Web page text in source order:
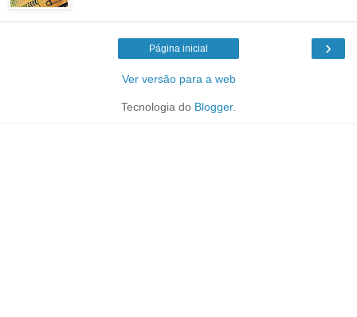
›
Página inicial
Ver versão para a web
Tecnologia do Blogger.